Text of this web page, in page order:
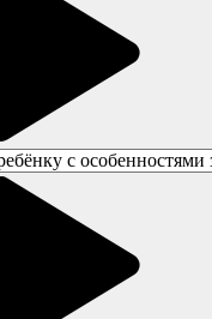
с особенностями